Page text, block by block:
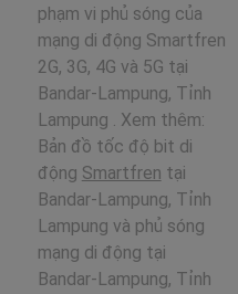
phạm vi phủ sóng của
mạng di động Smartfren
2G, 3G, 4G và 5G tại
Bandar-Lampung, Tỉnh
Lampung . Xem thêm:
Bản đồ tốc độ bit di
động Smartfren tại
Bandar-Lampung, Tỉnh
Lampung và phủ sóng
mạng di động tại
Bandar-Lampung, Tỉnh